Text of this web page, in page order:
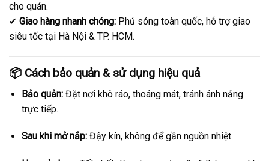
cho quán.
✔ Giao hàng nhanh chóng: Phủ sóng toàn quốc, hỗ trợ giao
siêu tốc tại Hà Nội & TP. HCM.
📦 Cách bảo quản & sử dụng hiệu quả
Bảo quản:Đặt nơi khô ráo, thoáng mát, tránh ánh nắng
trực tiếp.
Sau khi mở nắp:Đậy kín, không để gần nguồn nhiệt.